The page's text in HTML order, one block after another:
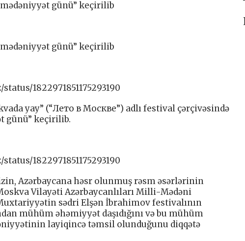
mədəniyyət günü” keçirilib
mədəniyyət günü” keçirilib
1822971851175293190
yay” (“Лето в Москве”) adlı festival çərçivəsində
günü” keçirilib.
1822971851175293190
Azərbaycana həsr olunmuş rəsm əsərlərinin
Vilayəti Azərbaycanlıları Milli-Mədəni
sədri Elşən İbrahimov festivalının
mühüm əhəmiyyət daşıdığını və bu mühüm
layiqincə təmsil olunduğunu diqqətə